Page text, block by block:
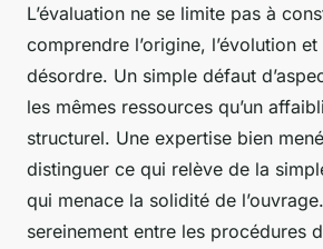
L’évaluation ne se limite pas à
comprendre l’origine, l’évolution
désordre. Un simple défaut
les mêmes ressources qu’un
structurel. Une expertise bien
distinguer ce qui relève de la
qui menace la solidité de
sereinement entre les procédures